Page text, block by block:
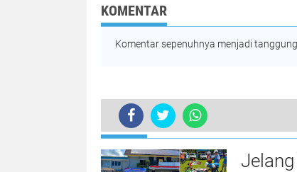
Winangun Atas
Stunting
KOMENTAR
Komentar sepenuhnya menjadi
TERKINI